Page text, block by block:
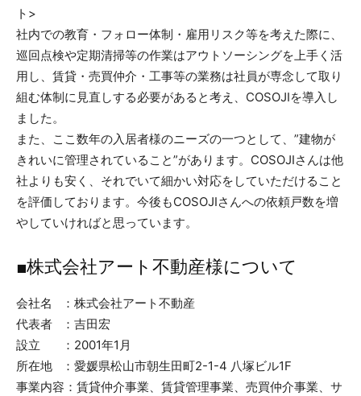
ト>
社内での教育・フォロー体制・雇用リスク等を考えた際に、
巡回点検や定期清掃等の作業はアウトソーシングを上手く活
用し、賃貸・売買仲介・工事等の業務は社員が専念して取り
組む体制に見直しする必要があると考え、COSOJIを導入し
ました。
また、ここ数年の入居者様のニーズの一つとして、”建物が
きれいに管理されていること”があります。COSOJIさんは他
社よりも安く、それでいて細かい対応をしていただけること
を評価しております。今後もCOSOJIさんへの依頼戸数を増
やしていければと思っています。
■株式会社アート不動産様について
会社名 ：株式会社アート不動産
代表者 ：吉田宏
設立 ：2001年1月
所在地 ：愛媛県松山市朝生田町2-1-4 八塚ビル1F
事業内容：賃貸仲介事業、賃貸管理事業、売買仲介事業、サ